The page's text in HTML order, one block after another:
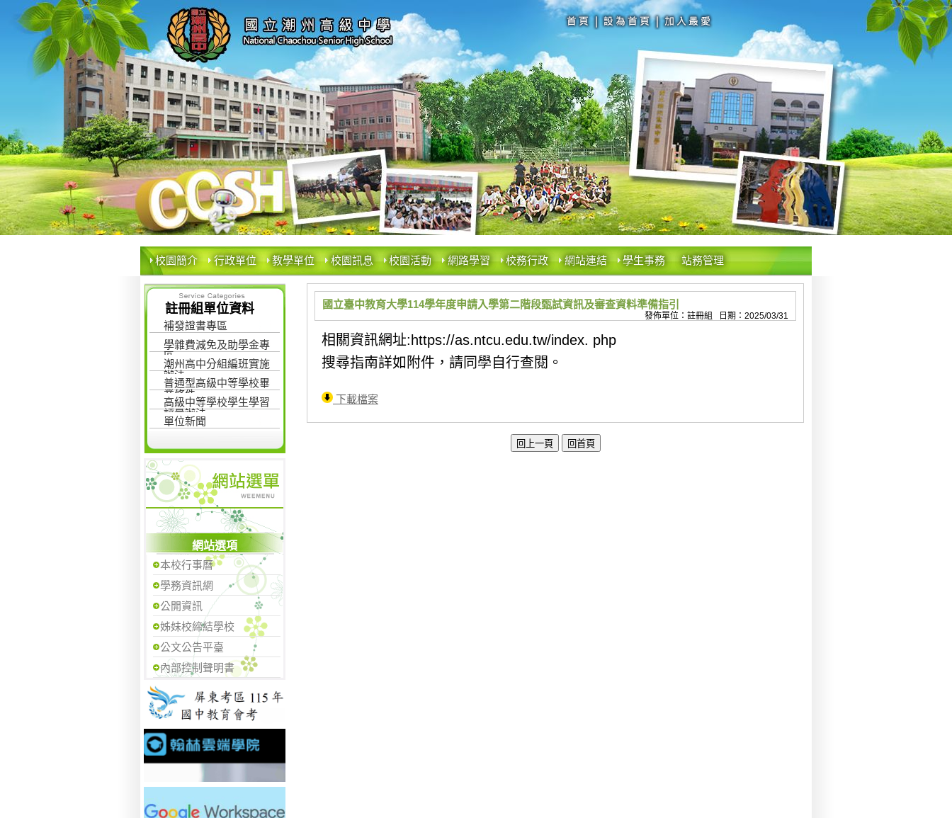
校園簡介 行政單位 教學單位 校園訊息 校園活動 網路學習 校務行政 網站連結 學生事務 站務管理
註冊組單位資料
補發證書專區
學雜費減免及助學金專
區
潮州高中分組編班實施
辦法
普通型高級中等學校畢
業條件
高級中等學校學生學習
評量辦法
單位新聞
網站選項
本校行事曆
學務資訊網
公開資訊
姊妹校締結學校
公文公告平臺
內部控制聲明書
國立臺中教育大學114學年度申請入學第二階段甄試資訊及審查資料準備指引
發佈單位：註冊組 日期：2025/03/31
相關資訊網址:https://as.ntcu.edu.tw/index. php
搜尋指南詳如附件，請同學自行查閱。
下載檔案